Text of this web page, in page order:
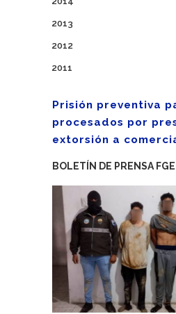
2013
2012
2011
Prisión preventiva
procesados por
extorsión a
BOLETÍN DE PRENSA